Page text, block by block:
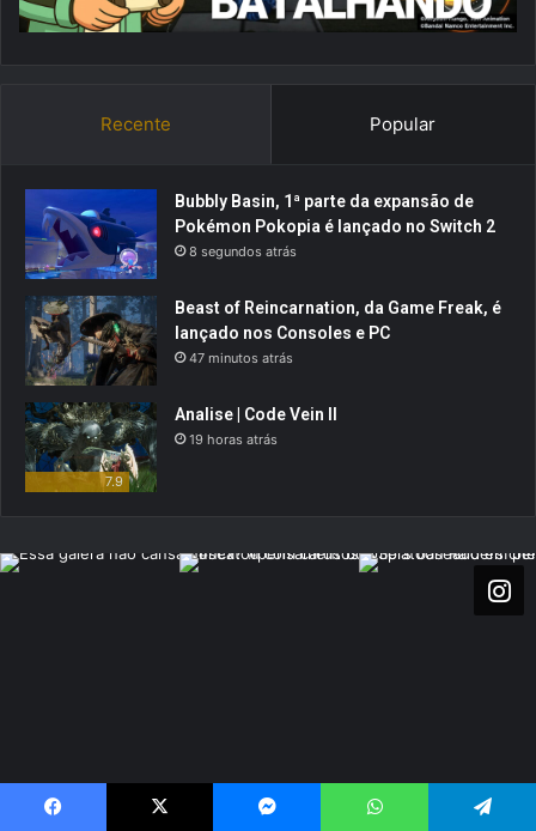
Recente Popular
Bubbly Basin, 1ª parte da expansão de
Pokémon Pokopia é lançado no Switch 2
8 segundos atrás
Beast of Reincarnation, da Game Freak, é
lançado nos Consoles e PC
47 minutos atrás
7.9
Analise | Code Vein II
19 horas atrás
Visite também